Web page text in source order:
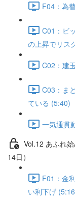
F04：為
C01：ビ
の上昇でリス
C02：建
C03：ま
ている (5:40)
一気通貫
Vol.12 あふれ
14日）
F01：金
い利下げ